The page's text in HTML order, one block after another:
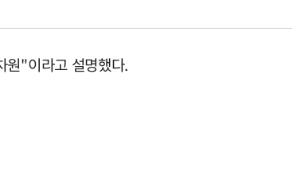
원"이라고 설명했다.